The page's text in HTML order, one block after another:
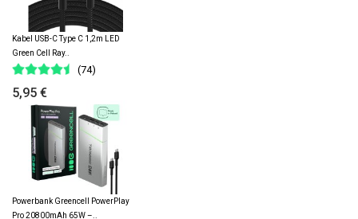
Kabel USB-C Type C 1,2m LED
Green Cell Ray..
(74)
5,95 €
Powerbank Greencell PowerPlay
Pro 20800mAh 65W –..